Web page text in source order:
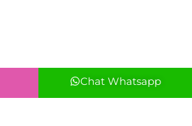
Chat Whatsapp